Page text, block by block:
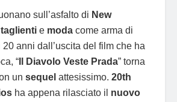
sull’asfalto di New
e moda come arma di
20 anni dall’uscita del film che ha
“ Il Diavolo Veste Prada” torna
un sequel attesissimo. 20th
ha appena rilasciato il nuovo